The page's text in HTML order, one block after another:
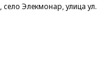
Элекмонар, улица ул.